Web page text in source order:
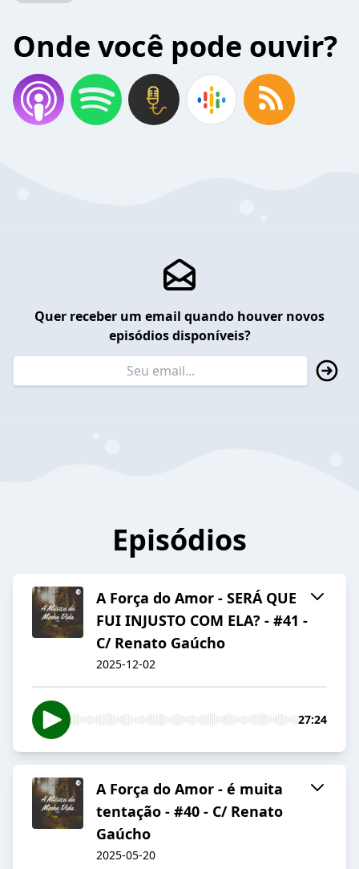
Onde você pode ouvir?
Quer receber um email quando houver novos
episódios disponíveis?
Episódios
A Força do Amor - SERÁ QUE
FUI INJUSTO COM ELA? - #41 -
C/ Renato Gaúcho
2025-12-02
27:24
A Força do Amor - é muita
tentação - #40 - C/ Renato
Gaúcho
2025-05-20